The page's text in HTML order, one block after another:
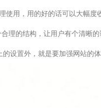
使用，用的好的话可以大幅度
理的结构，让用户有个清晰的
设置外，就是要加强网站的